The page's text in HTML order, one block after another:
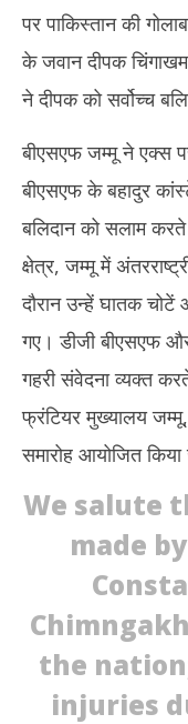
सीमा पार से गोलाबारी में
बलिदान को किया सलाम
12,
2025
पर पाकिस्तान की
के जवान दीपक
ने दीपक को सर्वोच्च
बीएसएफ जम्मू ने एक्स
बीएसएफ के बहादुर
बलिदान को सलाम
क्षेत्र, जम्मू में
दौरान उन्हें घातक
गए। डीजी बीएसएफ
गहरी संवेदना व्यक्त
फ्रंटियर मुख्यालय
समारोह आयोजित किया
We salute
made by
the
injuries